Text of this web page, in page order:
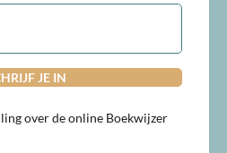
over de online Boekwijzer